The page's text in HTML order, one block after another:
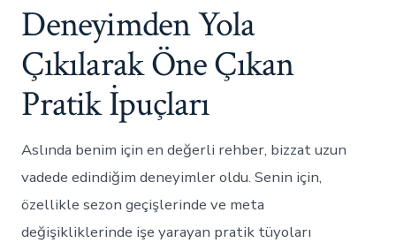
Deneyimden Yola
Çıkılarak Öne Çıkan
Pratik İpuçları
Aslında benim için en değerli rehber, bizzat uzun
vadede edindiğim deneyimler oldu. Senin için,
özellikle sezon geçişlerinde ve meta
değişikliklerinde işe yarayan pratik tüyoları